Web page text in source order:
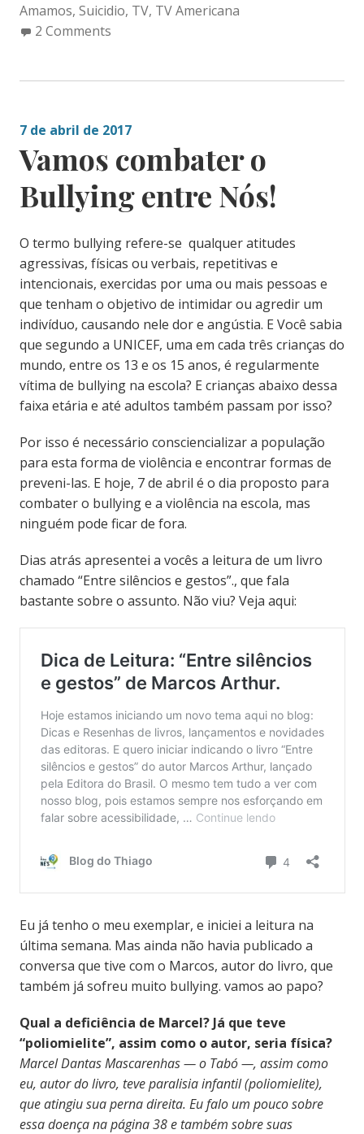
Amamos, Suicidio, TV, TV Americana
2 Comments
7 de abril de 2017
Vamos combater o
Bullying entre Nós!
O termo bullying refere-se qualquer atitudes
agressivas, físicas ou verbais, repetitivas e
intencionais, exercidas por uma ou mais pessoas e
que tenham o objetivo de intimidar ou agredir um
indivíduo, causando nele dor e angústia. E Você sabia
que segundo a UNICEF, uma em cada três crianças do
mundo, entre os 13 e os 15 anos, é regularmente
vítima de bullying na escola? E crianças abaixo dessa
faixa etária e até adultos também passam por isso?
Por isso é necessário consciencializar a população
para esta forma de violência e encontrar formas de
preveni-las. E hoje, 7 de abril é o dia proposto para
combater o bullying e a violência na escola, mas
ninguém pode ficar de fora.
Dias atrás apresentei a vocês a leitura de um livro
chamado “Entre silêncios e gestos”., que fala
bastante sobre o assunto. Não viu? Veja aqui:
Eu já tenho o meu exemplar, e iniciei a leitura na
última semana. Mas ainda não havia publicado a
conversa que tive com o Marcos, autor do livro, que
também já sofreu muito bullying. vamos ao papo?
Qual a deficiência de Marcel? Já que teve
“poliomielite”, assim como o autor, seria física?
Marcel Dantas Mascarenhas — o Tabó —, assim como
eu, autor do livro, teve paralisia infantil (poliomielite),
que atingiu sua perna direita. Eu falo um pouco sobre
essa doença na página 38 e também sobre suas